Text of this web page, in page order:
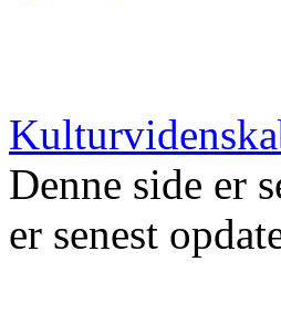
Denne side er
er senest